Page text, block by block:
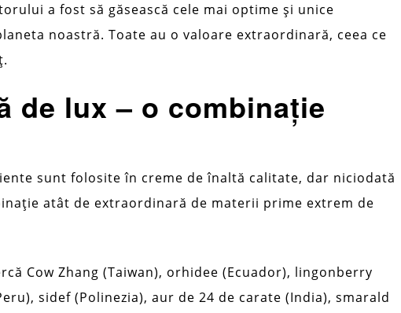
a fost să găsească cele mai optime și unice
noastră. Toate au o valoare extraordinară, ceea ce
de lux – o combinație
sunt folosite în creme de înaltă calitate, dar niciodată
atât de extraordinară de materii prime extrem de
Cow Zhang (Taiwan), orhidee (Ecuador), lingonberry
sidef (Polinezia), aur de 24 de carate (India), smarald